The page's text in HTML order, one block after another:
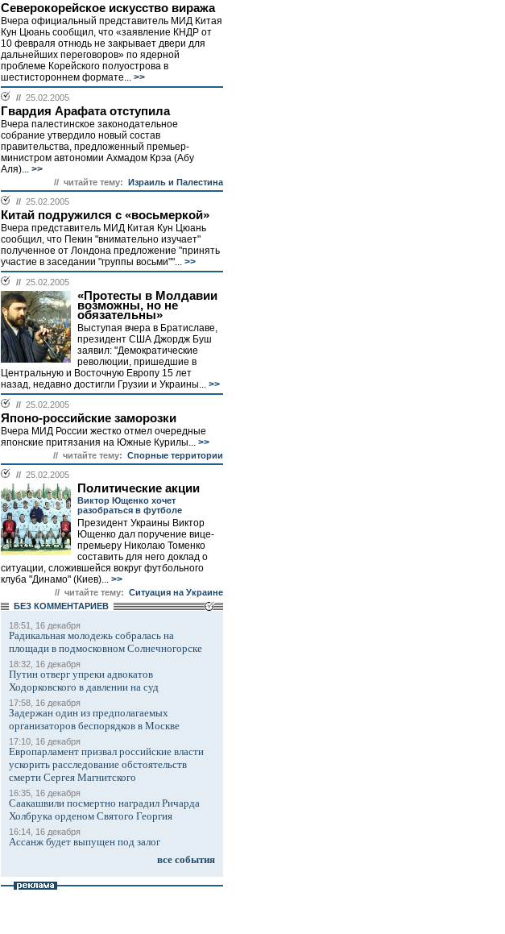
Северокорейское искусство виража
Вчера официальный представитель МИД Китая
Кун Цюань сообщил, что «заявление КНДР от
10 февраля отнюдь не закрывает двери для
дальнейших переговоров» по ядерной
проблеме Корейского полуострова в
шестистороннем формате... >>
// 25.02.2005
Гвардия Арафата отступила
Вчера палестинское законодательное
собрание утвердило новый состав
правительства, предложенный премьер-
министром автономии Ахмадом Крэа (Абу
Аля)... >>
// читайте тему: Израиль и Палестина
// 25.02.2005
Китай подружился с «восьмеркой»
Вчера представитель МИД Китая Кун Цюань
сообщил, что Пекин "внимательно изучает"
полученное от Лондона предложение "принять
участие в заседании "группы восьми""... >>
// 25.02.2005
«Протесты в Молдавии
возможны, но не
обязательны»
Выступая вчера в Братиславе,
президент США Джордж Буш
заявил: "Демократические
революции, пришедшие в
Центральную и Восточную Европу 15 лет
назад, недавно достигли Грузии и Украины... >>
// 25.02.2005
Японо-российские заморозки
Вчера МИД России жестко отмел очередные
японские притязания на Южные Курилы... >>
// читайте тему: Спорные территории
// 25.02.2005
Политические акции
Виктор Ющенко хочет
разобраться в футболе
Президент Украины Виктор
Ющенко дал поручение вице-
премьеру Николаю Томенко
составить для него доклад о
ситуации, сложившейся вокруг футбольного
клуба "Динамо" (Киев)... >>
// читайте тему: Ситуация на Украине
БЕЗ КОМMЕНТАРИЕВ
18:51, 16 декабря
Радикальная молодежь собралась на
площади в подмосковном Солнечногорске
18:32, 16 декабря
Путин отверг упреки адвокатов
Ходорковского в давлении на суд
17:58, 16 декабря
Задержан один из предполагаемых
организаторов беспорядков в Москве
17:10, 16 декабря
Европарламент призвал российские власти
ускорить расследование обстоятельств
смерти Сергея Магнитского
16:35, 16 декабря
Саакашвили посмертно наградил Ричарда
Холбрука орденом Святого Георгия
16:14, 16 декабря
Ассанж будет выпущен под залог
все события